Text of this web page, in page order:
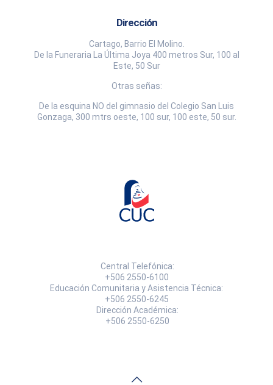
Dirección
Cartago, Barrio El Molino.
De la Funeraria La Última Joya 400 metros Sur, 100 al
Este, 50 Sur
Otras señas:
De la esquina NO del gimnasio del Colegio San Luis
Gonzaga, 300 mtrs oeste, 100 sur, 100 este, 50 sur.
Central Telefónica:
+506 2550-6100
Educación Comunitaria y Asistencia Técnica:
+506 2550-6245
Dirección Académica:
+506 2550-6250